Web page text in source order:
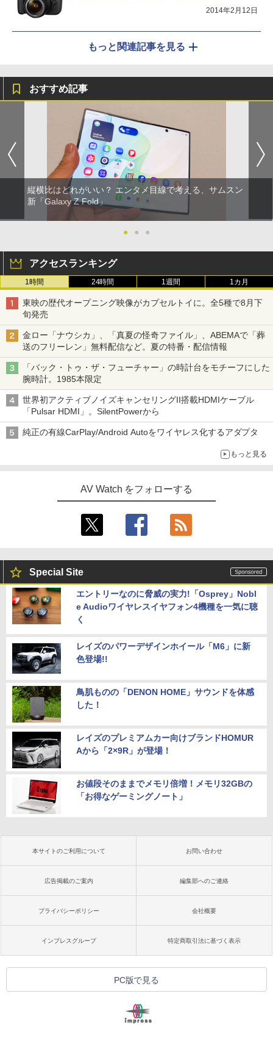
2014年2月12日
もっと関連記事を見る
おすすめ記事
縦横比はどれがいい？ エンタメ目線で考える、サムスン
新「Galaxy Z Fold」
● ● ●
アクセスランキング
1時間 24時間 1週間 1カ月
東映の歴代オープニング映像がカプセルトイに。全5種で8月下
旬発売
金ロー「ナウシカ」、「真夏の怪奇ファイル」、ABEMAで「葬
送のフリーレン」無料配信など。夏の特番・配信情報
「バック・トゥ・ザ・フューチャー」の時計台をモチーフにした
腕時計。1985本限定
世界初アクティブノイズキャンセリングII搭載HDMIケーブル
「Pulsar HDMI」。SilentPowerから
純正の有線CarPlay/Android Autoをワイヤレス化するアダプタ
もっと見る
AV Watch をフォローする
Special Site
エントリーなのに脅威の実力!「Osprey」Nobl
e Audioワイヤレスイヤフォン4機種を一気に聴
く
レイズのパワーデザインホイール「M6」に新
色登場!!
鳥肌ものの「DENON HOME」サウンドを体感
した！
レイズのプレミアムカー向けブランドHOMUR
Aから「2×9R」が登場！
お値段そのままでメモリ倍増！メモリ32GBの
「お得なゲーミングノート」
本サイトのご利用について お問い合わせ
広告掲載のご案内 編集部へのご連絡
プライバシーポリシー 会社概要
インプレスグループ 特定商取引法に基づく表示
PC版で見る